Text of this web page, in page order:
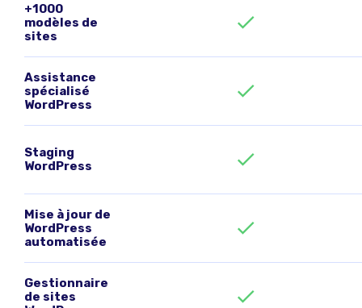
+1000
modèles de
sites
Assistance
spécialisé
WordPress
Staging
WordPress
Mise à jour de
WordPress
automatisée
Gestionnaire
de sites